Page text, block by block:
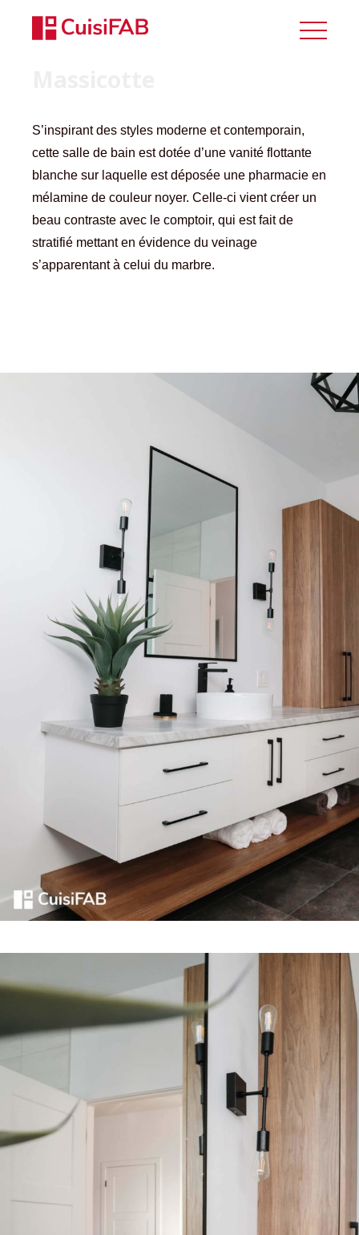
S’inspirant des styles moderne et contemporain,
cette salle de bain est dotée d’une vanité flottante
blanche sur laquelle est déposée une pharmacie en
mélamine de couleur noyer. Celle-ci vient créer un
beau contraste avec le comptoir, qui est fait de
stratifié mettant en évidence du veinage
s’apparentant à celui du marbre.